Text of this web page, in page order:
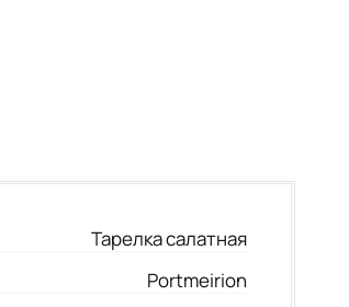
Тарелка салатная
Portmeirion